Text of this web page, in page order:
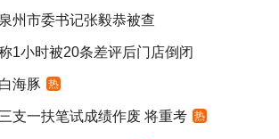
州市委书记张毅恭被查
1小时被20条差评后门店倒闭
海豚 热
支一扶笔试成绩作废 将重考 热